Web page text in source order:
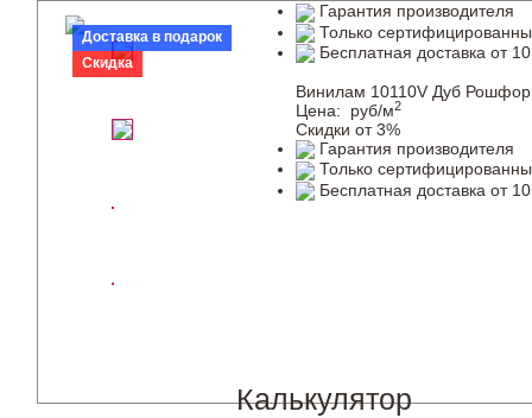
Доставка в подарок
Скидка
Гарантия производителя
Только
Бесплатная доставка от
Винилам 10110V Дуб Рошфор
Цена:
руб/м2
Скидки от 3%
Гарантия производителя
Только
Бесплатная доставка от
Калькулятор